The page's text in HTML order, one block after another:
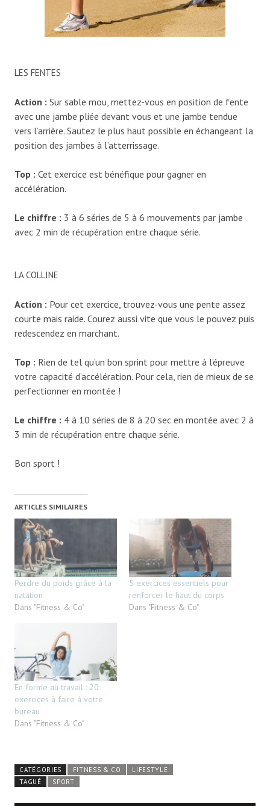
LES FENTES
Action : Sur sable mou, mettez-vous en position de fente
avec une jambe pliée devant vous et une jambe tendue
vers l’arrière. Sautez le plus haut possible en échangeant la
position des jambes à l’atterrissage.
Top : Cet exercice est bénéfique pour gagner en
accélération.
Le chiffre : 3 à 6 séries de 5 à 6 mouvements par jambe
avec 2 min de récupération entre chaque série.
LA COLLINE
Action : Pour cet exercice, trouvez-vous une pente assez
courte mais raide. Courez aussi vite que vous le pouvez puis
redescendez en marchant.
Top : Rien de tel qu’un bon sprint pour mettre à l’épreuve
votre capacité d’accélération. Pour cela, rien de mieux de se
perfectionner en montée !
Le chiffre : 4 à 10 séries de 8 à 20 sec en montée avec 2 à
3 min de récupération entre chaque série.
Bon sport !
ARTICLES SIMILAIRES
Perdre du poids grâce à la
natation
Dans "Fitness & Co"
5 exercices essentiels pour
renforcer le haut du corps
Dans "Fitness & Co"
En forme au travail : 20
exercices à faire à votre
bureau
Dans "Fitness & Co"
CATÉGORIES FITNESS & CO
LIFESTYLE
TAGUÉ
SPORT